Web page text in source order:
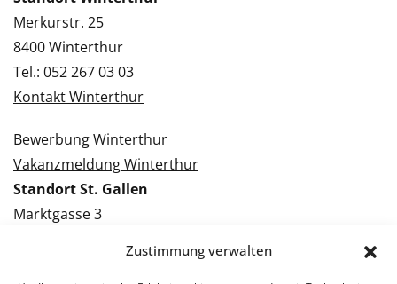
Zustimmung verwalten
Merkurstr. 25
8400 Winterthur
Tel.: 052 267 03 03
Kontakt Winterthur
Bewerbung Winterthur
Vakanzmeldung Winterthur
Standort St. Gallen
Marktgasse 3